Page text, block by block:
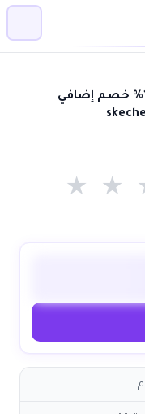
كود سكيتشرز حتى 60% + 15% خصم إضافي
★ ★